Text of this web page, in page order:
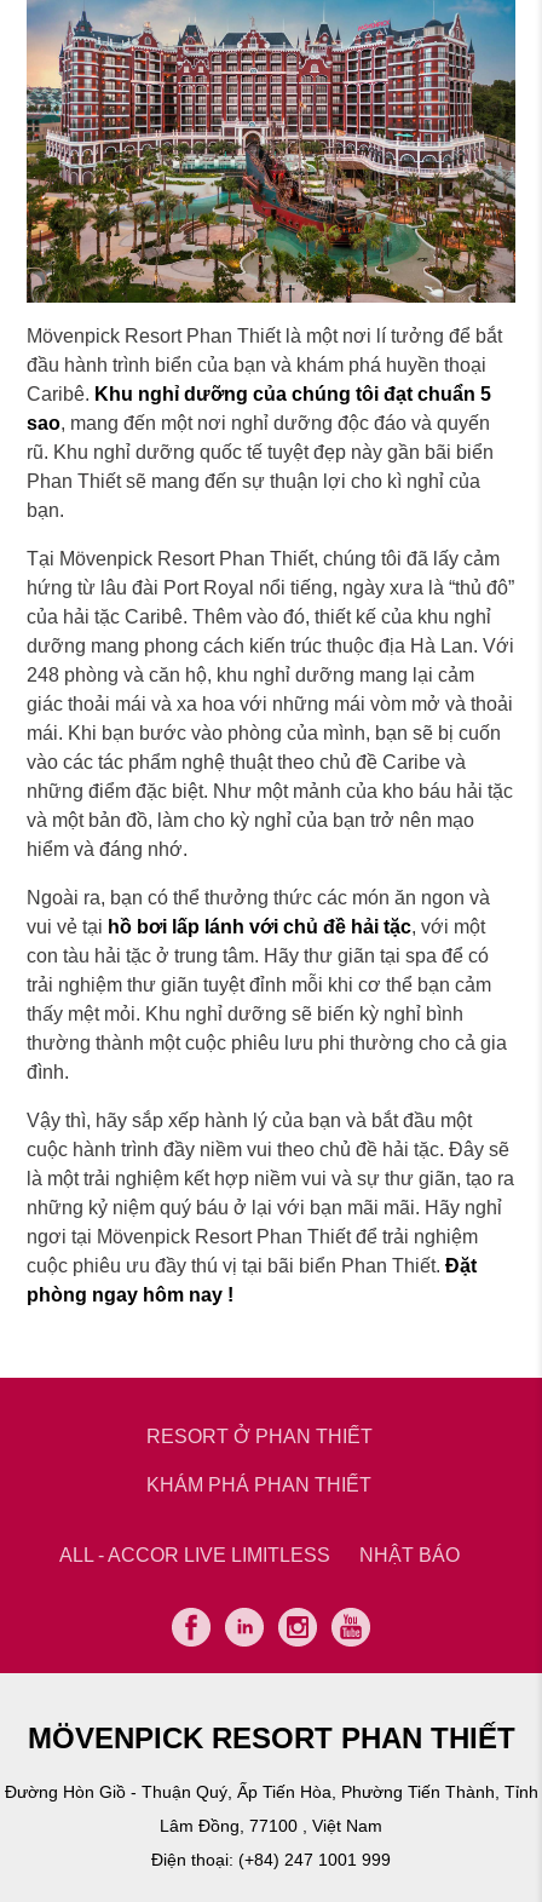
Mövenpick Resort Phan Thiết là một nơi lí tưởng để bắt
đầu hành trình biển của bạn và khám phá huyền thoại
Caribê. Khu nghỉ dưỡng của chúng tôi đạt chuẩn 5
sao, mang đến một nơi nghỉ dưỡng độc đáo và quyến
rũ. Khu nghỉ dưỡng quốc tế tuyệt đẹp này gần bãi biển
Phan Thiết sẽ mang đến sự thuận lợi cho kì nghỉ của
bạn.
Tại Mövenpick Resort Phan Thiết, chúng tôi đã lấy cảm
hứng từ lâu đài Port Royal nổi tiếng, ngày xưa là “thủ đô”
của hải tặc Caribê. Thêm vào đó, thiết kế của khu nghỉ
dưỡng mang phong cách kiến trúc thuộc địa Hà Lan. Với
248 phòng và căn hộ, khu nghỉ dưỡng mang lại cảm
giác thoải mái và xa hoa với những mái vòm mở và thoải
mái. Khi bạn bước vào phòng của mình, bạn sẽ bị cuốn
vào các tác phẩm nghệ thuật theo chủ đề Caribe và
những điểm đặc biệt. Như một mảnh của kho báu hải tặc
và một bản đồ, làm cho kỳ nghỉ của bạn trở nên mạo
hiểm và đáng nhớ.
Ngoài ra, bạn có thể thưởng thức các món ăn ngon và
vui vẻ tại hồ bơi lấp lánh với chủ đề hải tặc, với một
con tàu hải tặc ở trung tâm. Hãy thư giãn tại spa để có
trải nghiệm thư giãn tuyệt đỉnh mỗi khi cơ thể bạn cảm
thấy mệt mỏi. Khu nghỉ dưỡng sẽ biến kỳ nghỉ bình
thường thành một cuộc phiêu lưu phi thường cho cả gia
đình.
Vậy thì, hãy sắp xếp hành lý của bạn và bắt đầu một
cuộc hành trình đầy niềm vui theo chủ đề hải tặc. Đây sẽ
là một trải nghiệm kết hợp niềm vui và sự thư giãn, tạo ra
những kỷ niệm quý báu ở lại với bạn mãi mãi. Hãy nghỉ
ngơi tại Mövenpick Resort Phan Thiết để trải nghiệm
cuộc phiêu ưu đầy thú vị tại bãi biển Phan Thiết.Đặt
phòng ngay hôm nay !
RESORT Ở PHAN THIẾT
KHÁM PHÁ PHAN THIẾT
ALL - ACCOR LIVE LIMITLESS NHẬT BÁO
MÖVENPICK RESORT PHAN THIẾT
Đường Hòn Giồ - Thuận Quý, Ấp Tiến Hòa, Phường Tiến Thành, Tỉnh
Lâm Đồng, 77100 , Việt Nam
Điện thoại: (+84) 247 1001 999